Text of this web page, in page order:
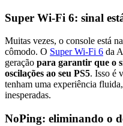
Super Wi-Fi 6: sinal
Muitas vezes, o console está
cômodo. O Super Wi-Fi 6 da
geração para garantir que o
oscilações ao seu PS5. Isso é
tenham uma experiência
inesperadas.
NoPing: eliminando o